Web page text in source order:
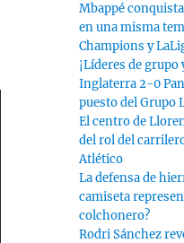
Mbappé
en una misma
Champions y
¡Líderes de
Inglaterra 2-0
puesto del Grupo
El centro de
del rol del
Atlético
La defensa de
camiseta
colchonero?
Rodri Sánchez